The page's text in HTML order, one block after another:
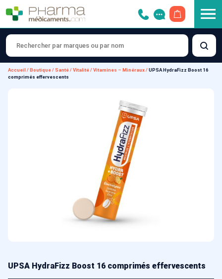
Accueil / Boutique/Santé/Vitalité/Vitamines – Minéraux/UPSA HydraFizz Boost 16
comprimés effervescents
UPSA HydraFizz Boost 16 comprimés effervescents